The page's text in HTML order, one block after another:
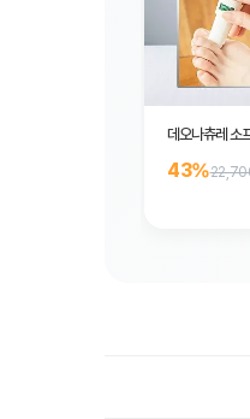
데오나츄레 소
43%